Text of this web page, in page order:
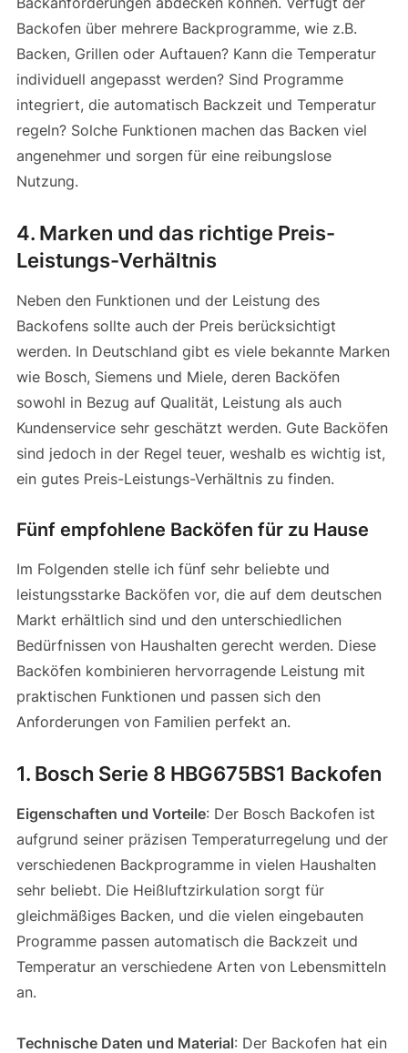
Backofen über mehrere Backprogramme, wie z.B.
Backen, Grillen oder Auftauen? Kann die Temperatur
individuell angepasst werden? Sind Programme
integriert, die automatisch Backzeit und Temperatur
regeln? Solche Funktionen machen das Backen viel
angenehmer und sorgen für eine reibungslose
Nutzung.
4. Marken und das richtige Preis-
Leistungs-Verhältnis
Neben den Funktionen und der Leistung des
Backofens sollte auch der Preis berücksichtigt
werden. In Deutschland gibt es viele bekannte Marken
wie Bosch, Siemens und Miele, deren Backöfen
sowohl in Bezug auf Qualität, Leistung als auch
Kundenservice sehr geschätzt werden. Gute Backöfen
sind jedoch in der Regel teuer, weshalb es wichtig ist,
ein gutes Preis-Leistungs-Verhältnis zu finden.
Fünf empfohlene Backöfen für zu Hause
Im Folgenden stelle ich fünf sehr beliebte und
leistungsstarke Backöfen vor, die auf dem deutschen
Markt erhältlich sind und den unterschiedlichen
Bedürfnissen von Haushalten gerecht werden. Diese
Backöfen kombinieren hervorragende Leistung mit
praktischen Funktionen und passen sich den
Anforderungen von Familien perfekt an.
1. Bosch Serie 8 HBG675BS1 Backofen
Eigenschaften und Vorteile: Der Bosch Backofen ist
aufgrund seiner präzisen Temperaturregelung und der
verschiedenen Backprogramme in vielen Haushalten
sehr beliebt. Die Heißluftzirkulation sorgt für
gleichmäßiges Backen, und die vielen eingebauten
Programme passen automatisch die Backzeit und
Temperatur an verschiedene Arten von Lebensmitteln
an.
Technische Daten und Material: Der Backofen hat ein